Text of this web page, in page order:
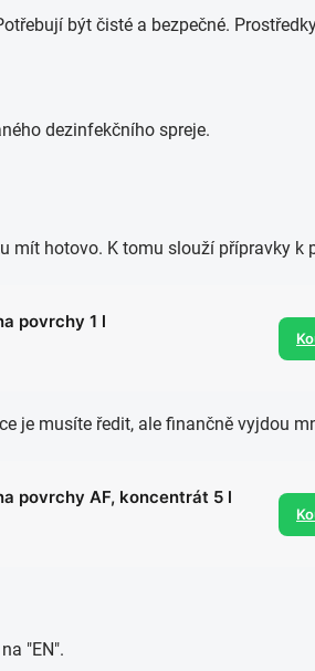
být čisté a bezpečné.
mít hotovo. K tomu slouží přípravky k
povrchy 1 l
je musíte ředit, ale finančně vyjdou
povrchy AF, koncentrát 5 l
"EN".